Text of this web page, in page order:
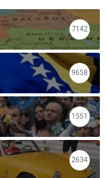
7142
9658
1551
2634